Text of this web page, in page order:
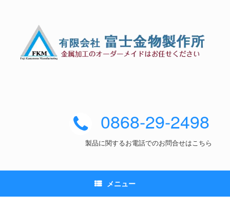
0868-29-2498
製品に関するお電話でのお問合せはこちら
メニュー